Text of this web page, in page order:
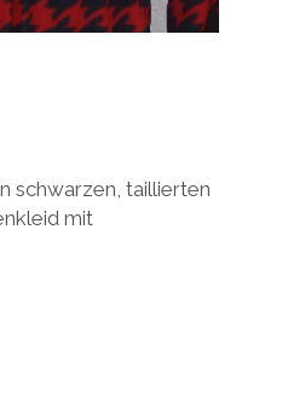
schwarzen, taillierten
mit